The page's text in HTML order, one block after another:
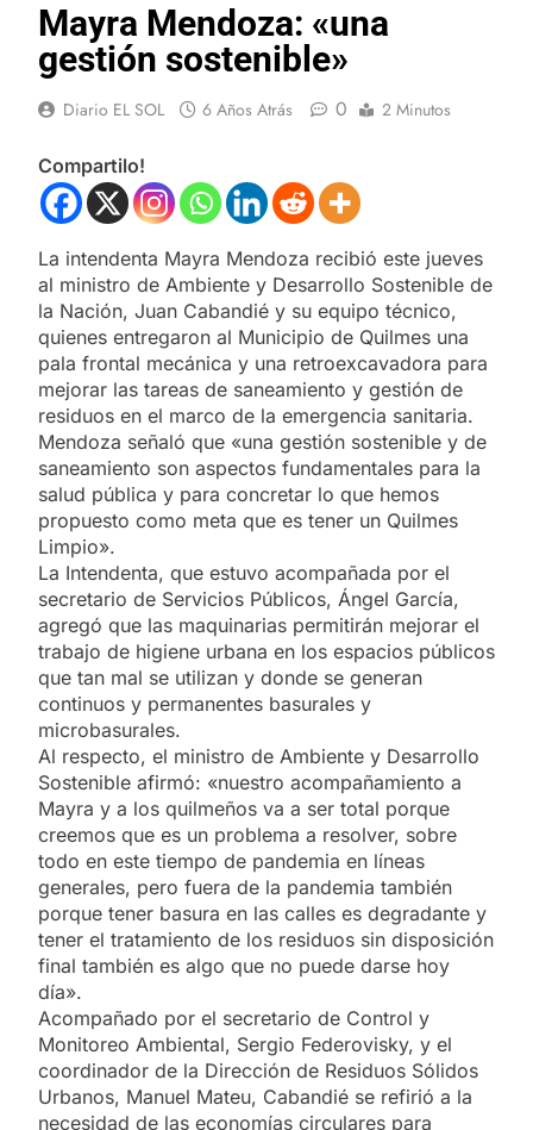
Mayra Mendoza: «una
gestión sostenible»
Diario EL SOL 6 Años Atrás 0 2 Minutos
Compartilo!
La intendenta Mayra Mendoza recibió este jueves
al ministro de Ambiente y Desarrollo Sostenible de
la Nación, Juan Cabandié y su equipo técnico,
quienes entregaron al Municipio de Quilmes una
pala frontal mecánica y una retroexcavadora para
mejorar las tareas de saneamiento y gestión de
residuos en el marco de la emergencia sanitaria.
Mendoza señaló que «una gestión sostenible y de
saneamiento son aspectos fundamentales para la
salud pública y para concretar lo que hemos
propuesto como meta que es tener un Quilmes
Limpio».
La Intendenta, que estuvo acompañada por el
secretario de Servicios Públicos, Ángel García,
agregó que las maquinarias permitirán mejorar el
trabajo de higiene urbana en los espacios públicos
que tan mal se utilizan y donde se generan
continuos y permanentes basurales y
microbasurales.
Al respecto, el ministro de Ambiente y Desarrollo
Sostenible afirmó: «nuestro acompañamiento a
Mayra y a los quilmeños va a ser total porque
creemos que es un problema a resolver, sobre
todo en este tiempo de pandemia en líneas
generales, pero fuera de la pandemia también
porque tener basura en las calles es degradante y
tener el tratamiento de los residuos sin disposición
final también es algo que no puede darse hoy
día».
Acompañado por el secretario de Control y
Monitoreo Ambiental, Sergio Federovisky, y el
coordinador de la Dirección de Residuos Sólidos
Urbanos, Manuel Mateu, Cabandié se refirió a la
necesidad de las economías circulares para